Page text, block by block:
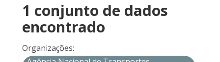
1 conjunto de dados
encontrado
Organizações: